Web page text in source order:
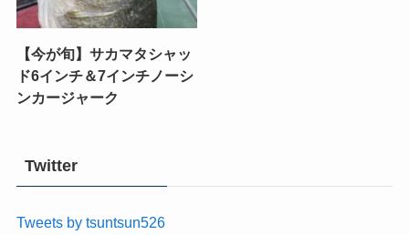
【今が旬】サカマタシャッ
ド6インチ＆7インチノーシ
ンカージャーク
Twitter
Tweets by tsuntsun526